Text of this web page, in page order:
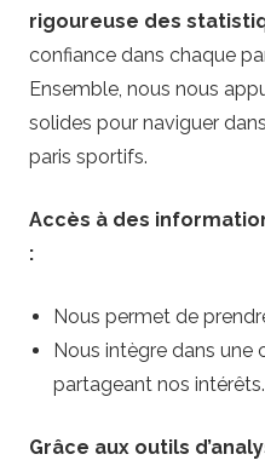
rigoureuse des
confiance dans chaque
Ensemble, nous nous
solides pour naviguer
paris sportifs.
Accès à des
:
Nous permet de
Nous intègre dans une
partageant nos intérêts.
Grâce aux outils